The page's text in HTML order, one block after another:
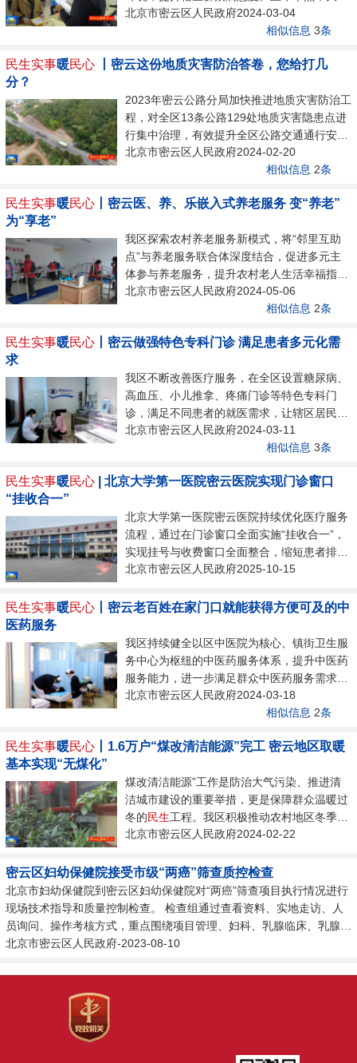
便捷的优享服务。通过对全区养老服务机构进
行改造提升，加强服务设施设备配置，加快推
峪村村民汤女士来到便民服务中心，前些日子
她的社保手续在便民服务中心顺利办理，为她
难 暖心有爱”的奖杯，感谢为她提供热诚服务
者：“在办理社保过程中，我遇到了比较特殊
的问题，大家都没有遇到过。工作人员特别耐
心真诚，全程微笑服务。”新城子镇便民服务
中心不断提升科室人员业务能力，...
北京市密云区人民政府2024-03-04
相似信息 3条
民生实事暖民心 丨密云这份地质灾害防治答卷，您给打几
分？
2023年密云公路分局加快推进地质灾害防治工
程，对全区13条公路129处地质灾害隐患点进
行集中治理，有效提升全区公路交通通行安全
能力。在京沈路、密关路、密云水库南线等路
段，新砌筑的挡墙、加挂的防护网等地质灾害
区地质灾害防治工程涉及密兴路、密古路、河
程主要采取清理浮石、加挂主动柔性防护网、
被动防护网及护坡等治理措施，消除路侧山体
崩塌落石对道路交通安全的影响。共计加挂防
护网25.76万平方米，清理危岩体和浮石7....
北京市密云区人民政府2024-02-20
相似信息 2条
民生实事暖民心 丨密云医、养、乐嵌入式养老服务 变“养老”
为“享老”
我区探索农村养老服务新模式，将“邻里互助
点”与养老服务联合体深度结合，促进多元主
体参与养老服务，提升农村老人生活幸福指
数。在十里堡镇幸福晚年驿站的康复室，老人
们聚在一起正在进行适应性康复活动。70岁的
炼。老人张贵银告诉记者，“预备了很多康复
来回活动。扶着这个，我可以慢慢地走，可以
练腿的力量。”与幸福晚年驿站紧挨着的是长
寿春敬老院，敬老院内入住的除本村老年人外
还有来自平谷、通州、海淀各区老人。同
北京市密云区人民政府2024-05-06
相似信息 2条
民生实事暖民心 丨密云做强特色专科门诊 满足患者多元化需
求
我区不断改善医疗服务，在全区设置糖尿病、
高血压、小儿推拿、疼痛门诊等特色专科门
诊，满足不同患者的就医需求，让辖区居民享
受更多优质的医疗健康服务。在北京大学第一
医院密云医院的视光中心，医生仔细帮前来就
心，医生正通过可视超声帮患者进行针灸治
诊效率和治疗效果。市民告诉记者：“我是朋
友推荐带孩子来到区医院的视光眼科来看眼睛
的，最开始的时候是弱视，现在已经完全恢
复。医生的专业诊疗方案非常全面完善。”...
北京市密云区人民政府2024-03-11
相似信息 3条
民生实事暖民心 | 北京大学第一医院密云医院实现门诊窗口
“挂收合一”
北京大学第一医院密云医院持续优化医疗服务
流程，通过在门诊窗口全面实施“挂收合一”，
实现挂号与收费窗口全面整合，缩短患者排队
时间，改善患者就医体验。上午九点，正值就
诊大厅内，7个综合窗口同时为患者办理挂
幅提高。市民杜爱君告诉记者：“现在不仅窗
口增加了，还实现了挂号、收费一体化，基本
不用排长队了，大大方便了我们老百姓。”据
北京大学第一医院密云医院财务科副科长田瑞
岗介绍：“我们想通过流程优化把挂号和收费
北京市密云区人民政府2025-10-15
民生实事暖民心 丨密云老百姓在家门口就能获得方便可及的中
医药服务
我区持续健全以区中医院为核心、镇街卫生服
务中心为枢纽的中医药服务体系，提升中医药
服务能力，进一步满足群众中医药服务需求。
走进区中医院眩晕专科门诊，一股浓浓的中药
香扑鼻而来，诊疗室内，医生正忙着进行耳穴
目。在鼓楼社区卫生服务中心，不少患者都慕
先进的医疗设备、精湛的诊疗技术，让群众在
家门口就能享受到优质的医疗服务。“来中医
院眩晕门诊治疗已经五六天了，就诊体验非常
好。大夫用针灸、中药等理疗手段，有效缓解
北京市密云区人民政府2024-03-18
相似信息 2条
民生实事暖民心 丨1.6万户“煤改清洁能源”完工 密云地区取暖
基本实现“无煤化”
煤改清洁能源”工作是防治大气污染、推进清
洁城市建设的重要举措，更是保障群众温暖过
冬的民生工程。我区积极推动农村地区冬季清
洁取暖工作，2023年，随着最后1.6万户“煤改
“无煤化”供暖。寒冬腊月，巨各庄镇塘峪村刘
会良家里暖意融融，多种鲜花和绿植将屋里装
扮得温馨典雅。“煤改电”实施后，他家用上了
安全、干净的电采暖设备，既保障冬季正常生
活取暖，又改善了居住环境和生活质量。“温
温度跟楼房也没有什么太大的区别，特别舒
北京市密云区人民政府2024-02-22
密云区妇幼保健院接受市级“两癌”筛查质控检查
北京市妇幼保健院到密云区妇幼保健院对“两癌”筛查项目执行情况进行
现场技术指导和质量控制检查。 检查组通过查看资料、实地走访、人
员询问、操作考核方式，重点围绕项目管理、妇科、乳腺临床、乳腺超
声等内容，对项目实施情况进行认真梳理和综合分析，根据实际情况，
下一步工作提出建设性意见和建议，要求必须严格按照项目实施方案和
标准，加强管理，加大宣传力度，提高医务人员素质，进一步强化妇女
北京市密云区人民政府-2023-08-10